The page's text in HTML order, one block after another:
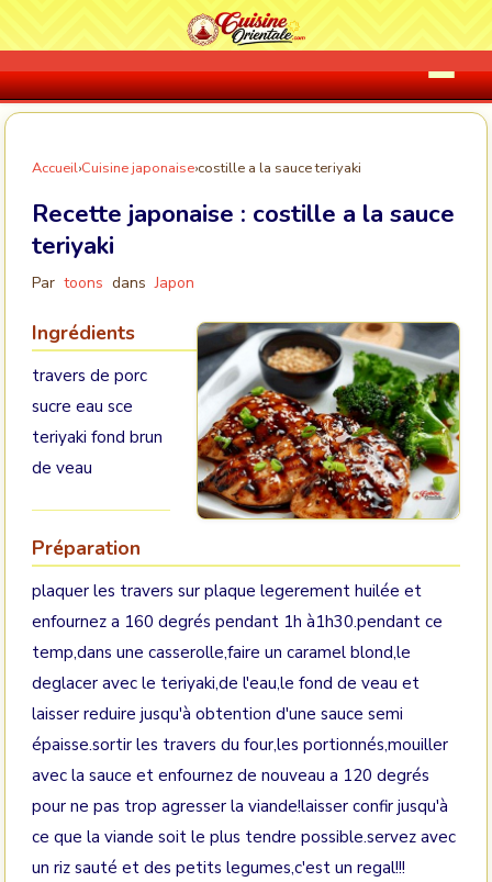
Accueil›Cuisine japonaise›costille a la sauce teriyaki
Recette japonaise : costille a la sauce
teriyaki
Par toons dansJapon
Ingrédients
travers de porc
sucre eau sce
teriyaki fond brun
de veau
Préparation
plaquer les travers sur plaque legerement huilée et
enfournez a 160 degrés pendant 1h à1h30.pendant ce
temp,dans une casserolle,faire un caramel blond,le
deglacer avec le teriyaki,de l'eau,le fond de veau et
laisser reduire jusqu'à obtention d'une sauce semi
épaisse.sortir les travers du four,les portionnés,mouiller
avec la sauce et enfournez de nouveau a 120 degrés
pour ne pas trop agresser la viande!laisser confir jusqu'à
ce que la viande soit le plus tendre possible.servez avec
un riz sauté et des petits legumes,c'est un regal!!!